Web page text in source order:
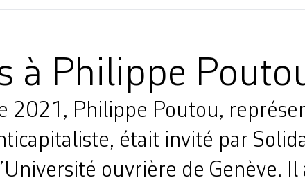
à Philippe
2021, Philippe Poutou,
était invité par
ouvrière de Genève. Il